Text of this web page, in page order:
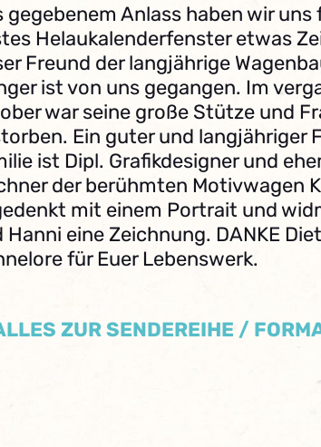
gegebenem Anlass haben wir uns
Helaukalenderfenster etwas
Freund der langjährige
ist von uns gegangen. Im
war seine große Stütze und
Ein guter und langjähriger
ist Dipl. Grafikdesigner und
der berühmten Motivwagen
mit einem Portrait und
Hanni eine Zeichnung. DANKE
für Euer Lebenswerk.
ZUR SENDEREIHE /